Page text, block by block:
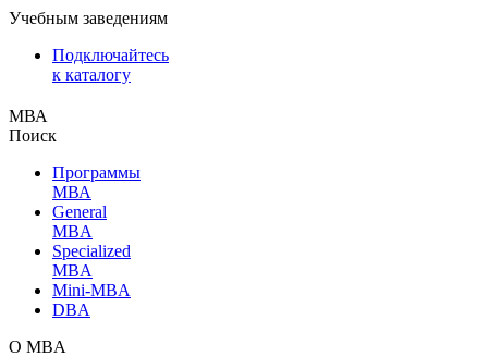
Учебным заведениям
Подключайтесь
к каталогу
МВА
Поиск
Программы
МВА
General
MBA
Specialized
MBA
Mini-MBA
DBA
О MBA